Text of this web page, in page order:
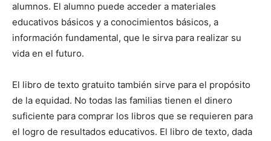
alumnos. El alumno puede acceder a materiales
educativos básicos y a conocimientos básicos, a
información fundamental, que le sirva para realizar su
vida en el futuro.
El libro de texto gratuito también sirve para el propósito
de la equidad. No todas las familias tienen el dinero
suficiente para comprar los libros que se requieren para
el logro de resultados educativos. El libro de texto, dada